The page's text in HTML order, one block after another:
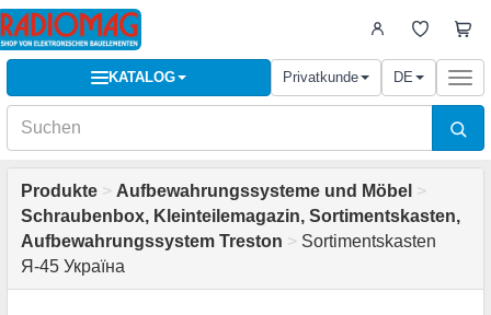
KATALOG Privatkunde DE
Produkte > Aufbewahrungssysteme und Möbel >
Schraubenbox, Kleinteilemagazin, Sortimentskasten,
Aufbewahrungssystem Treston > Sortimentskasten
Я-45 Україна